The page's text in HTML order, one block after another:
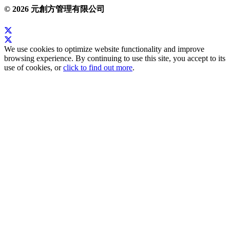
© 2026 元創方管理有限公司
We use cookies to optimize website functionality and improve
browsing experience. By continuing to use this site, you accept to its
use of cookies, orclick to find out more.